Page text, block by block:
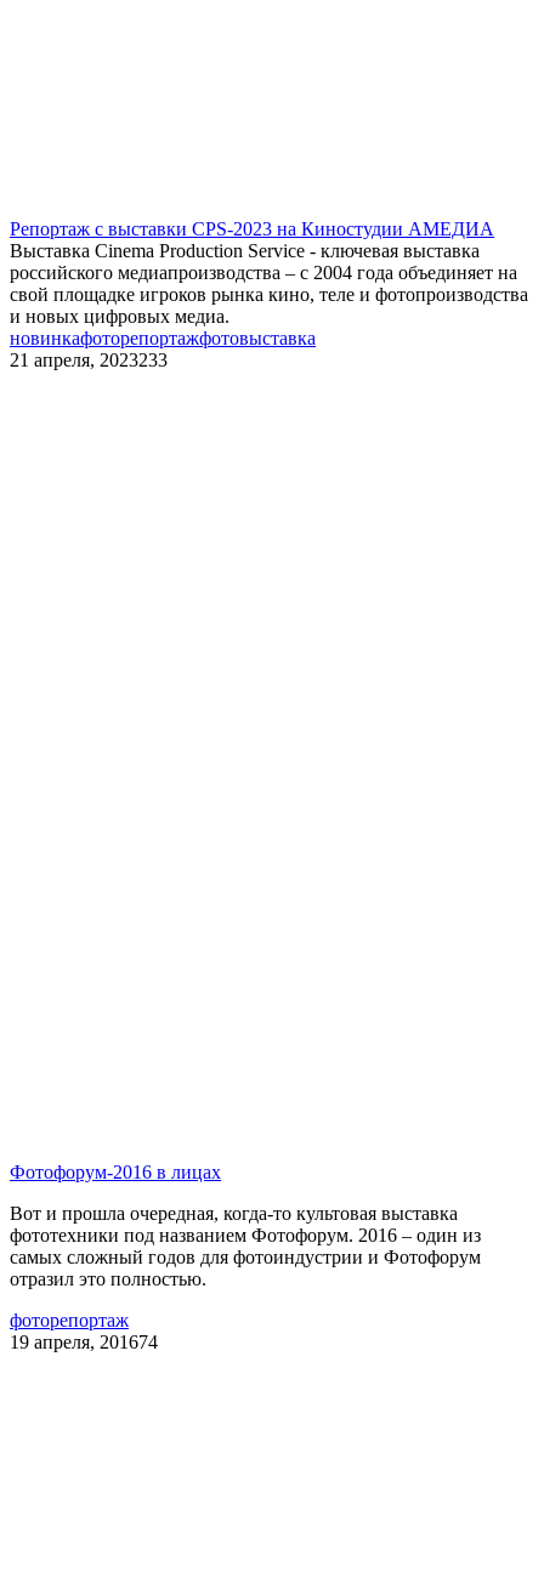
Репортаж с выставки CPS-2023 на Киностудии АМЕДИА
Выставка Cinema Production Service - ключевая выставка
российского медиапроизводства – с 2004 года объединяет на
свой площадке игроков рынка кино, теле и фотопроизводства
и новых цифровых медиа.
новинкафоторепортажфотовыставка
21 апреля, 2023233
Фотофорум-2016 в лицах
Вот и прошла очередная, когда-то культовая выставка
фототехники под названием Фотофорум. 2016 – один из
самых сложный годов для фотоиндустрии и Фотофорум
отразил это полностью.
фоторепортаж
19 апреля, 201674